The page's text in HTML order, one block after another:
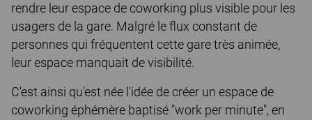
rendre leur espace de coworking plus visible pour les
usagers de la gare. Malgré le flux constant de
personnes qui fréquentent cette gare très animée,
leur espace manquait de visibilité.
C'est ainsi qu'est née l'idée de créer un espace de
coworking éphémère baptisé "work per minute", en